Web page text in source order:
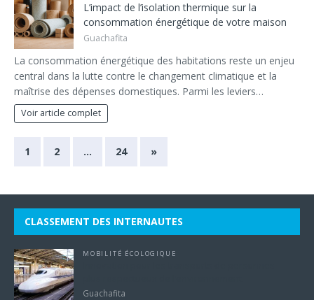
L’impact de l’isolation thermique sur la
consommation énergétique de votre maison
Guachafita
La consommation énergétique des habitations reste un enjeu
central dans la lutte contre le changement climatique et la
maîtrise des dépenses domestiques. Parmi les leviers…
Voir article complet
1 2 … 24 »
CLASSEMENT DES INTERNAUTES
MOBILITÉ ÉCOLOGIQUE
Guachafita